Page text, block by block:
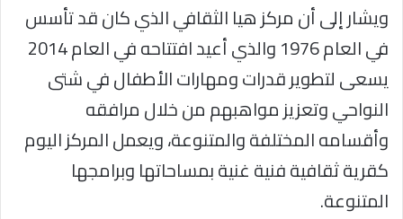
ويشار إلى أن مركز هيا الثقافي الذي كان قد تأسس
في العام 1976 والذي أعيد افتتاحه في العام 2014
يسعى لتطوير قدرات ومهارات الأطفال في شتى
النواحي وتعزيز مواهبهم من خلال مرافقه
وأقسامه المختلفة والمتنوعة، ويعمل المركز اليوم
كقرية ثقافية فنية غنية بمساحاتها وبرامجها
المتنوعة.